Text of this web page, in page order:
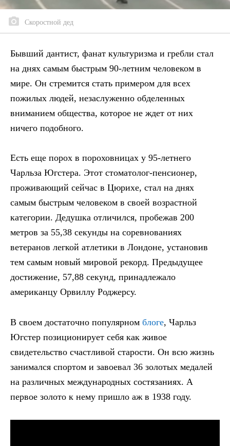
Скоростной дед
Бывший дантист, фанат культуризма и гребли стал
на днях самым быстрым 90-летним человеком в
мире. Он стремится стать примером для всех
пожилых людей, незаслуженно обделенных
вниманием общества, которое не ждет от них
ничего подобного.
Есть еще порох в пороховницах у 95-летнего
Чарльза Югстера. Этот стоматолог-пенсионер,
проживающий сейчас в Цюрихе, стал на днях
самым быстрым человеком в своей возрастной
категории. Дедушка отличился, пробежав 200
метров за 55,38 секунды на соревнованиях
ветеранов легкой атлетики в Лондоне, установив
тем самым новый мировой рекорд. Предыдущее
достижение, 57,88 секунд, принадлежало
американцу Орвиллу Роджерсу.
В своем достаточно популярном блоге, Чарльз
Югстер позиционирует себя как живое
свидетельство счастливой старости. Он всю жизнь
занимался спортом и завоевал 36 золотых медалей
на различных международных состязаниях. А
первое золото к нему пришло аж в 1938 году.